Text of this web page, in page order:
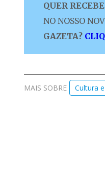
QUER
NO NOSSO
GAZETA?
MAIS SOBRE Cultura